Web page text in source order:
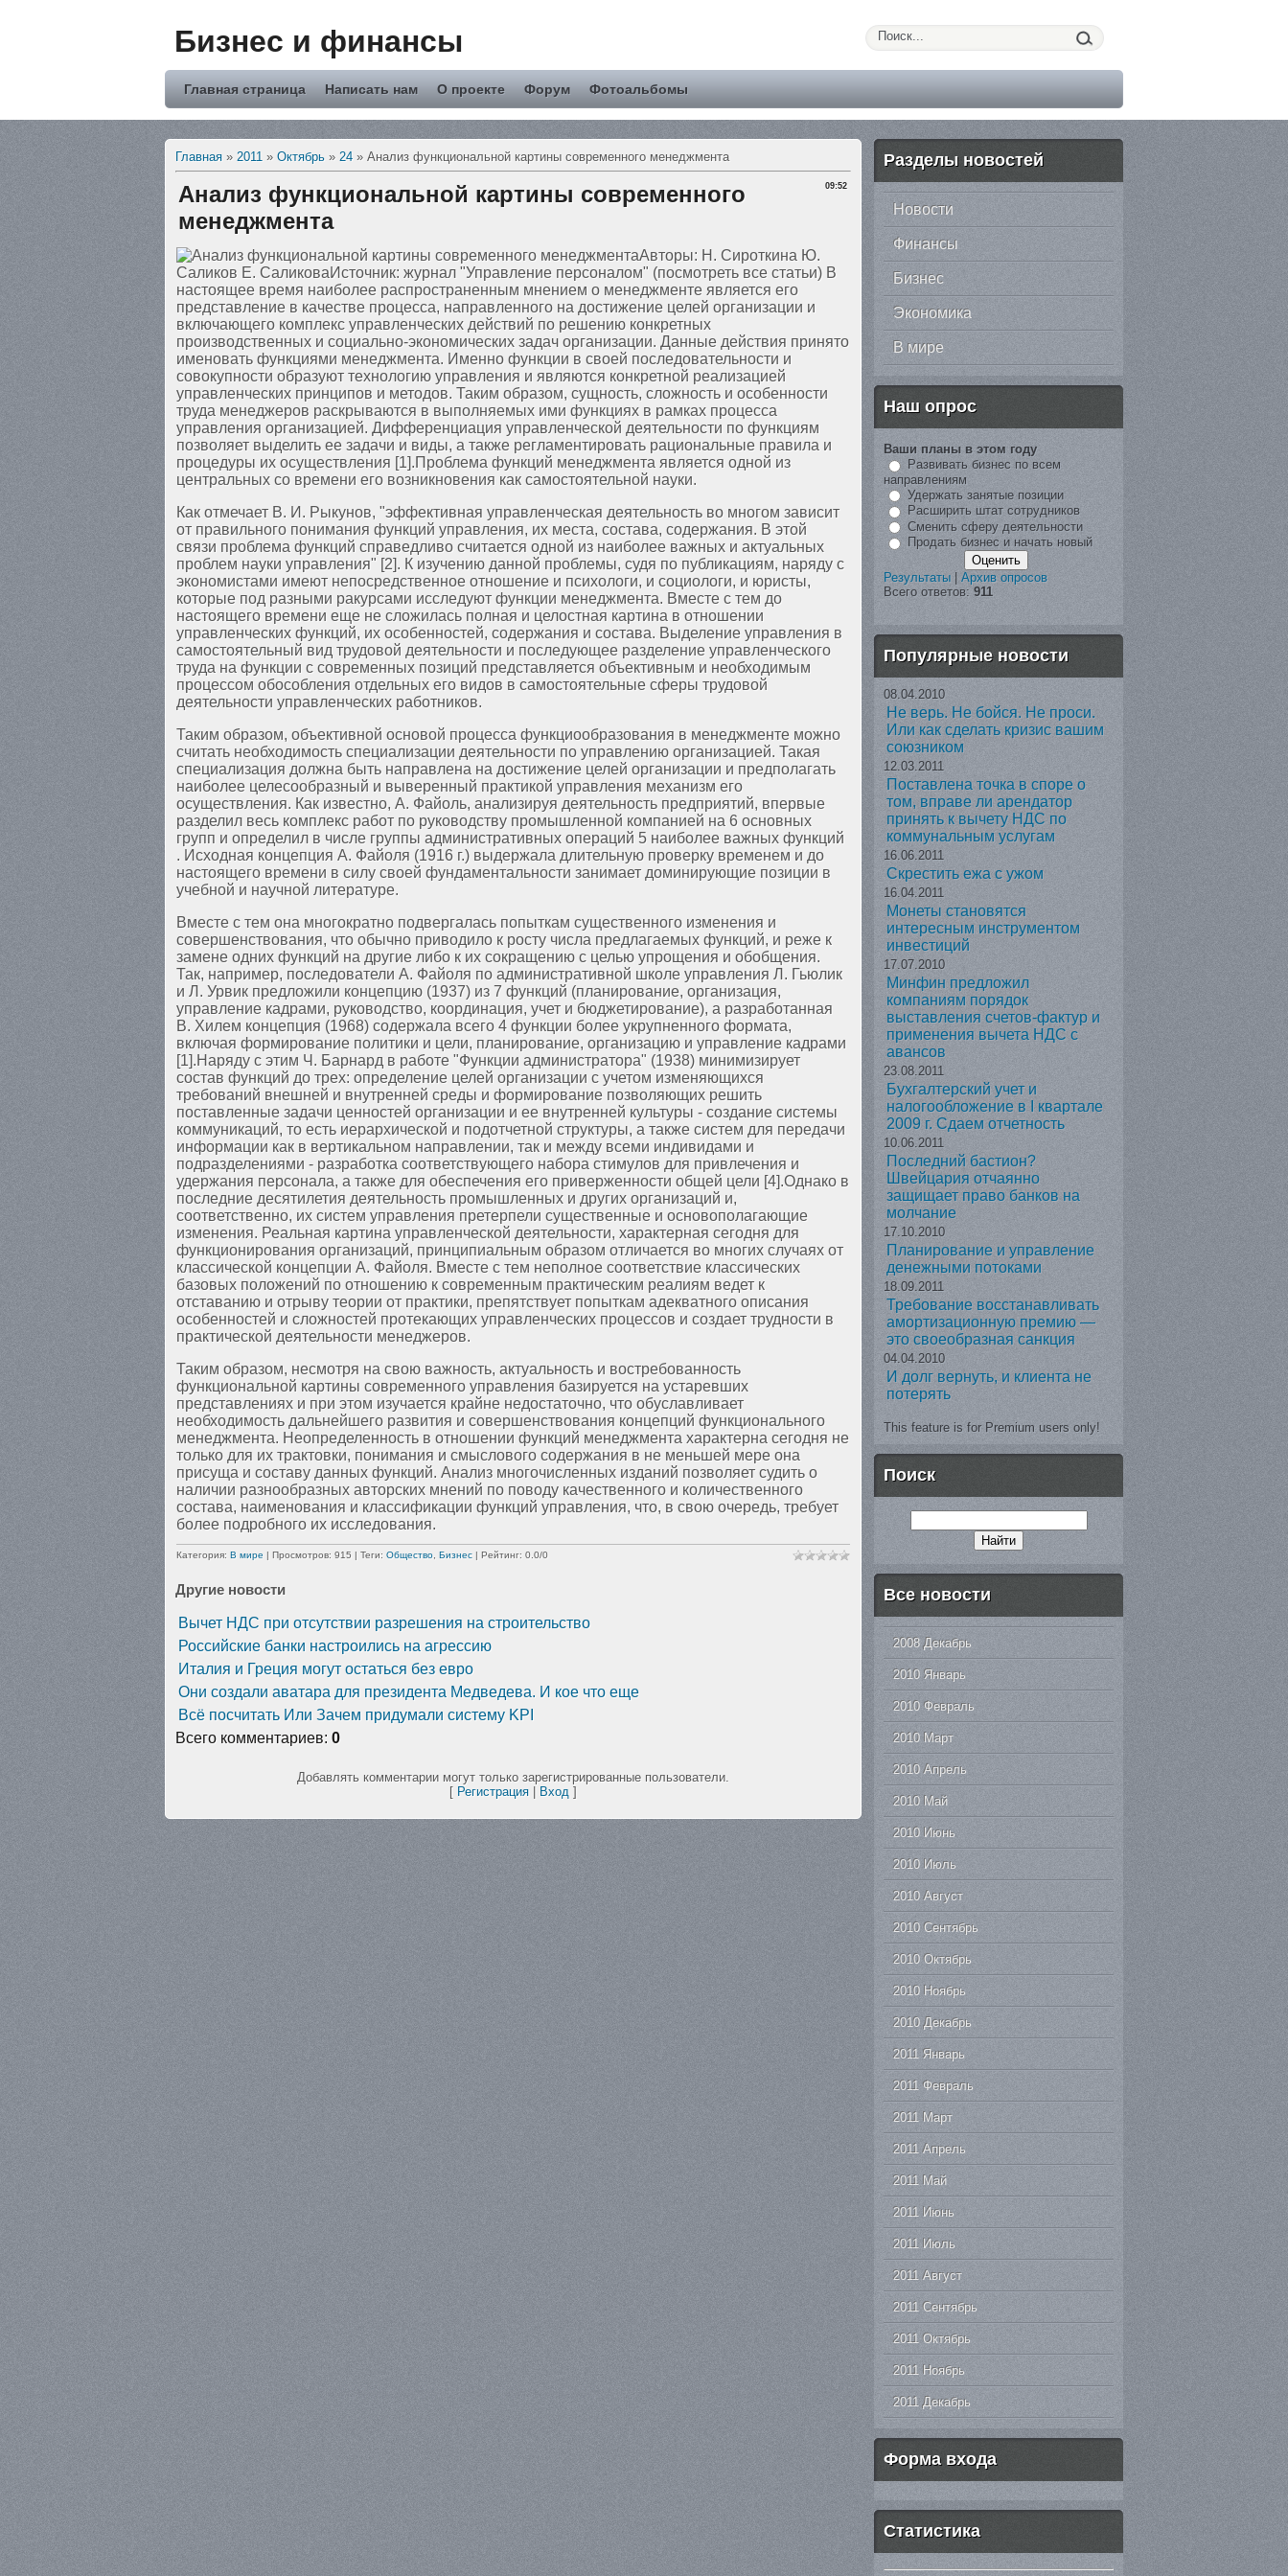
Бизнес и финансы
Главная страница Написать нам О проекте Форум Фотоальбомы
Главная » 2011 » Октябрь » 24 » Анализ функциональной картины современного менеджмента
09:52
Анализ функциональной картины современного
менеджмента
Авторы: Н. Сироткина Ю.
Саликов Е. СаликоваИсточник: журнал "Управление персоналом" (посмотреть все статьи) В
настоящее время наиболее распространенным мнением о менеджменте является его
представление в качестве процесса, направленного на достижение целей организации и
включающего комплекс управленческих действий по решению конкретных
производственных и социально-экономических задач организации. Данные действия принято
именовать функциями менеджмента. Именно функции в своей последовательности и
совокупности образуют технологию управления и являются конкретной реализацией
управленческих принципов и методов. Таким образом, сущность, сложность и особенности
труда менеджеров раскрываются в выполняемых ими функциях в рамках процесса
управления организацией. Дифференциация управленческой деятельности по функциям
позволяет выделить ее задачи и виды, а также регламентировать рациональные правила и
процедуры их осуществления [1].Проблема функций менеджмента является одной из
центральных со времени его возникновения как самостоятельной науки.
Как отмечает В. И. Рыкунов, "эффективная управленческая деятельность во многом зависит
от правильного понимания функций управления, их места, состава, содержания. В этой
связи проблема функций справедливо считается одной из наиболее важных и актуальных
проблем науки управления" [2]. К изучению данной проблемы, судя по публикациям, наряду с
экономистами имеют непосредственное отношение и психологи, и социологи, и юристы,
которые под разными ракурсами исследуют функции менеджмента. Вместе с тем до
настоящего времени еще не сложилась полная и целостная картина в отношении
управленческих функций, их особенностей, содержания и состава. Выделение управления в
самостоятельный вид трудовой деятельности и последующее разделение управленческого
труда на функции с современных позиций представляется объективным и необходимым
процессом обособления отдельных его видов в самостоятельные сферы трудовой
деятельности управленческих работников.
Таким образом, объективной основой процесса функциообразования в менеджменте можно
считать необходимость специализации деятельности по управлению организацией. Такая
специализация должна быть направлена на достижение целей организации и предполагать
наиболее целесообразный и выверенный практикой управления механизм его
осуществления. Как известно, А. Файоль, анализируя деятельность предприятий, впервые
разделил весь комплекс работ по руководству промышленной компанией на 6 основных
групп и определил в числе группы административных операций 5 наиболее важных функций
. Исходная концепция А. Файоля (1916 г.) выдержала длительную проверку временем и до
настоящего времени в силу своей фундаментальности занимает доминирующие позиции в
учебной и научной литературе.
Вместе с тем она многократно подвергалась попыткам существенного изменения и
совершенствования, что обычно приводило к росту числа предлагаемых функций, и реже к
замене одних функций на другие либо к их сокращению с целью упрощения и обобщения.
Так, например, последователи А. Файоля по административной школе управления Л. Гьюлик
и Л. Урвик предложили концепцию (1937) из 7 функций (планирование, организация,
управление кадрами, руководство, координация, учет и бюджетирование), а разработанная
В. Хилем концепция (1968) содержала всего 4 функции более укрупненного формата,
включая формирование политики и цели, планирование, организацию и управление кадрами
[1].Наряду с этим Ч. Барнард в работе "Функции администратора" (1938) минимизирует
состав функций до трех: определение целей организации с учетом изменяющихся
требований внешней и внутренней среды и формирование позволяющих решить
поставленные задачи ценностей организации и ее внутренней культуры - создание системы
коммуникаций, то есть иерархической и подотчетной структуры, а также систем для передачи
информации как в вертикальном направлении, так и между всеми индивидами и
подразделениями - разработка соответствующего набора стимулов для привлечения и
удержания персонала, а также для обеспечения его приверженности общей цели [4].Однако в
последние десятилетия деятельность промышленных и других организаций и,
соответственно, их систем управления претерпели существенные и основополагающие
изменения. Реальная картина управленческой деятельности, характерная сегодня для
функционирования организаций, принципиальным образом отличается во многих случаях от
классической концепции А. Файоля. Вместе с тем неполное соответствие классических
базовых положений по отношению к современным практическим реалиям ведет к
отставанию и отрыву теории от практики, препятствует попыткам адекватного описания
особенностей и сложностей протекающих управленческих процессов и создает трудности в
практической деятельности менеджеров.
Таким образом, несмотря на свою важность, актуальность и востребованность
функциональной картины современного управления базируется на устаревших
представлениях и при этом изучается крайне недостаточно, что обуславливает
необходимость дальнейшего развития и совершенствования концепций функционального
менеджмента. Неопределенность в отношении функций менеджмента характерна сегодня не
только для их трактовки, понимания и смыслового содержания в не меньшей мере она
присуща и составу данных функций. Анализ многочисленных изданий позволяет судить о
наличии разнообразных авторских мнений по поводу качественного и количественного
состава, наименования и классификации функций управления, что, в свою очередь, требует
более подробного их исследования.
Категория: В мире | Просмотров: 915 | Теги: Общество Бизнес | Рейтинг: 0.0/0
Другие новости
Вычет НДС при отсутствии разрешения на строительство
Российские банки настроились на агрессию
Италия и Греция могут остаться без евро
Они создали аватара для президента Медведева. И кое что еще
Всё посчитать Или Зачем придумали систему KPI
Всего комментариев: 0
Добавлять комментарии могут только зарегистрированные пользователи.
[ Регистрация Вход ]
Разделы новостей
Новости
Финансы
Бизнес
Экономика
В мире
Наш опрос
Ваши планы в этом году
Развивать бизнес по всем
направлениям
Удержать занятые позиции
Расширить штат сотрудников
Сменить сферу деятельности
Продать бизнес и начать новый
Результаты
Архив опросов
Всего ответов: 911
Популярные новости
08.04.2010
Не верь. Не бойся. Не проси.
Или как сделать кризис вашим
союзником
12.03.2011
Поставлена точка в споре о
том, вправе ли арендатор
принять к вычету НДС по
коммунальным услугам
16.06.2011
Скрестить ежа с ужом
16.04.2011
Монеты становятся
интересным инструментом
инвестиций
17.07.2010
Минфин предложил
компаниям порядок
выставления счетов-фактур и
применения вычета НДС с
авансов
23.08.2011
Бухгалтерский учет и
налогообложение в I квартале
2009 г. Сдаем отчетность
10.06.2011
Последний бастион?
Швейцария отчаянно
защищает право банков на
молчание
17.10.2010
Планирование и управление
денежными потоками
18.09.2011
Требование восстанавливать
амортизационную премию —
это своеобразная санкция
04.04.2010
И долг вернуть, и клиента не
потерять
This feature is for Premium users only!
Поиск
Все новости
2008 Декабрь
2010 Январь
2010 Февраль
2010 Март
2010 Апрель
2010 Май
2010 Июнь
2010 Июль
2010 Август
2010 Сентябрь
2010 Октябрь
2010 Ноябрь
2010 Декабрь
2011 Январь
2011 Февраль
2011 Март
2011 Апрель
2011 Май
2011 Июнь
2011 Июль
2011 Август
2011 Сентябрь
2011 Октябрь
2011 Ноябрь
2011 Декабрь
Форма входа
Статистика